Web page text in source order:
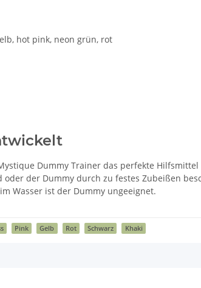
hot pink, neon grün, rot
Dummy Trainer das perfekte
der Dummy durch zu festes Zubeißen
Wasser ist der Dummy ungeeignet.
Pink Gelb Rot Schwarz Khaki